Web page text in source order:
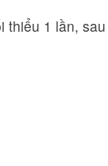
thiểu 1 lần, sau